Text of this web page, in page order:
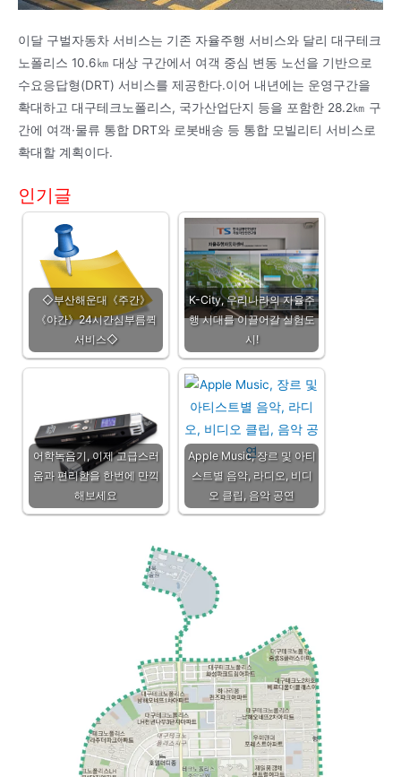
이달 구벌자동차 서비스는 기존 자율주행 서비스와 달리 대구테크
노폴리스 10.6㎞ 대상 구간에서 여객 중심 변동 노선을 기반으로
수요응답형(DRT) 서비스를 제공한다.이어 내년에는 운영구간을
확대하고 대구테크노폴리스, 국가산업단지 등을 포함한 28.2㎞ 구
간에 여객·물류 통합 DRT와 로봇배송 등 통합 모빌리티 서비스로
확대할 계획이다.
인기글
◇부산해운대《주간》
《야간》24시간심부름퀵
서비스◇
K-City, 우리나라의 자율주
행 시대를 이끌어갈 실험도
시!
어학녹음기, 이제 고급스러
움과 편리함을 한번에 만끽
해보세요
Apple Music, 장르 및 아티
스트별 음악, 라디오, 비디
오 클립, 음악 공연